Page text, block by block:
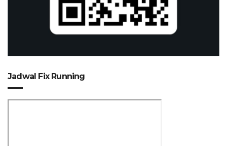
Jadwal Fix Running